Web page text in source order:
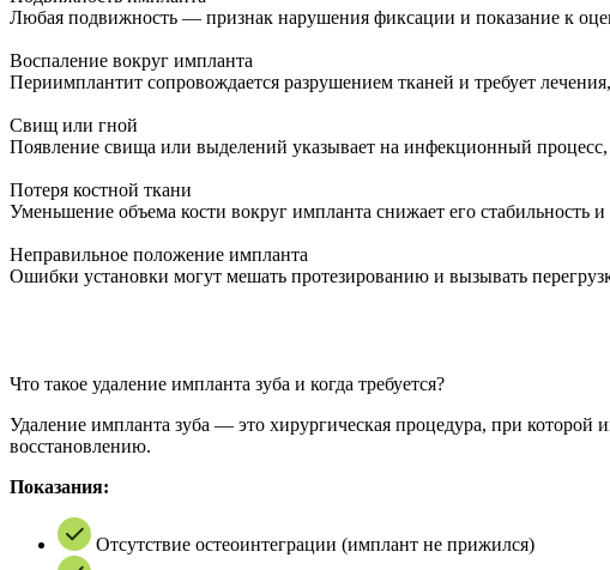
Любая подвижность — признак нарушения фиксации и показание к
Воспаление вокруг импланта
Периимплантит сопровождается разрушением тканей и требует
Свищ или гной
Появление свища или выделений указывает на инфекционный процесс,
Потеря костной ткани
Уменьшение объема кости вокруг импланта снижает его стабильность
Неправильное положение импланта
Ошибки установки могут мешать протезированию и вызывать
Что такое удаление импланта зуба и когда требуется?
Удаление импланта зуба — это хирургическая процедура, при которой
восстановлению.
Показания:
Отсутствие остеоинтеграции (имплант не прижился)